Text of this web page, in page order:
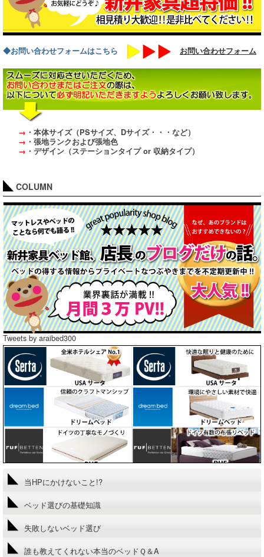
◆お問い合わせフォームはこちら お問い合わせフォーム
→ ・本体サイズ（PSサイズ、Dサイズ・・・など）
→ ・張地ランクおよび張地色
→ ・デザイン（ステーションタイプ or 収納タイプ）
COLUMN
Tweets by araibed300
当HPにかけないこと!?
ベッド選びの基礎知識
失敗しないベッド選び
誰も教えてくれない本当のベッドＱ＆A